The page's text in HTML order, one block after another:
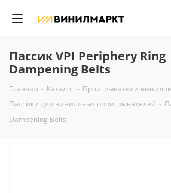
Пассик VPI Periphery Ring
Dampening Belts
Главная - Каталог - Проигрыватели
Пассики для виниловых проигрывателей -
Dampening Belts